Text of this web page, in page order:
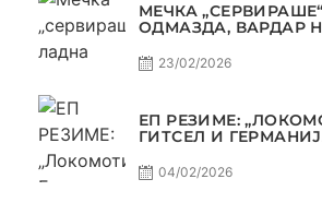
МЕЧКА
ОДМАЗДА, ВАРДАР
АВТОКОМАНДА
23/02/2026
ЕП РЕЗИМЕ:
ГИТСЕЛ И
04/02/2026